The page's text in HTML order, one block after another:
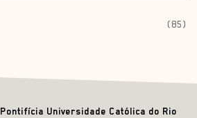
(85)
Pontifícia Universidade Católica do Rio